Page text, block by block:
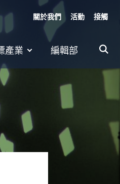
產業 編輯部
關於我們 活動 接觸